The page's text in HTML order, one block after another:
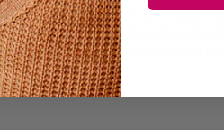
aux UV pour des couleurs
qui absorbe magnifiquement
qu'elles ne se déforment